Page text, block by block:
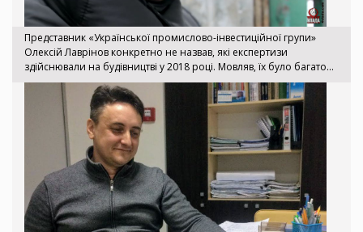
Представник «Української промислово-інвестиційної групи»
Олексій Лаврінов конкретно не назвав, які експертизи
здійснювали на будівництві у 2018 році. Мовляв, їх було багато...